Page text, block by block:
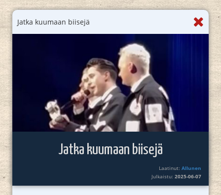
Jatka kuumaan biisejä
Jatka kuumaan biisejä
Laatinut:Allunen
Julkaistu:2025-06-07